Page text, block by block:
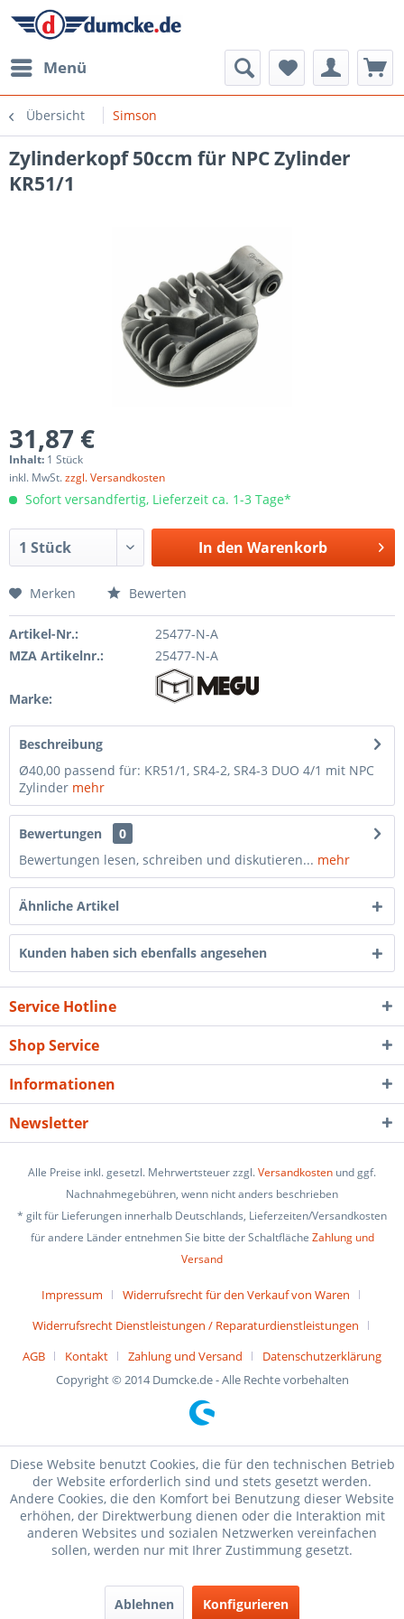
Menü
Übersicht Simson
Zylinderkopf 50ccm für NPC Zylinder
KR51/1
31,87 €
Inhalt: 1 Stück
inkl. MwSt.zzgl. Versandkosten
Sofort versandfertig, Lieferzeit ca. 1-3 Tage*
In den Warenkorb
Merken Bewerten
Artikel-Nr.:
25477-N-A
MZA Artikelnr.:
25477-N-A
Marke:
Beschreibung
Ø40,00 passend für: KR51/1, SR4-2, SR4-3 DUO 4/1 mit NPC
Zylinder mehr
Bewertungen
0
Bewertungen lesen, schreiben und diskutieren... mehr
Ähnliche Artikel
Kunden haben sich ebenfalls angesehen
Service Hotline
Shop Service
Informationen
Newsletter
Alle Preise inkl. gesetzl. Mehrwertsteuer zzgl.Versandkosten und ggf.
Nachnahmegebühren, wenn nicht anders beschrieben
* gilt für Lieferungen innerhalb Deutschlands, Lieferzeiten/Versandkosten
für andere Länder entnehmen Sie bitte der Schaltfläche Zahlung und
Versand
Impressum
Widerrufsrecht für den Verkauf von Waren
Widerrufsrecht Dienstleistungen / Reparaturdienstleistungen
AGB
Kontakt Zahlung und Versand
Datenschutzerklärung
Copyright © 2014 Dumcke.de - Alle Rechte vorbehalten
Diese Website benutzt Cookies, die für den technischen Betrieb
der Website erforderlich sind und stets gesetzt werden.
Andere Cookies, die den Komfort bei Benutzung dieser Website
erhöhen, der Direktwerbung dienen oder die Interaktion mit
anderen Websites und sozialen Netzwerken vereinfachen
sollen, werden nur mit Ihrer Zustimmung gesetzt.
Ablehnen Konfigurieren